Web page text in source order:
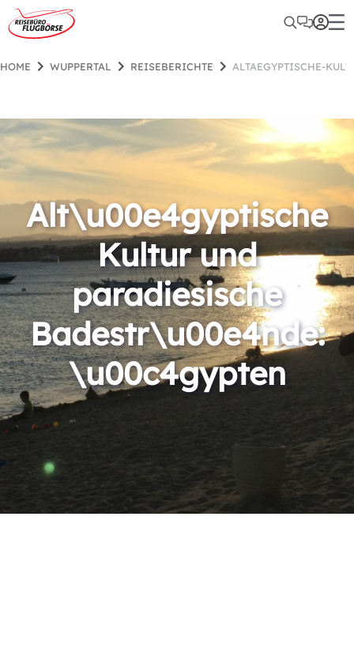
HOME WUPPERTAL REISEBERICHTE ALTAEGYPTISCHE-
Alt\u00e4gyptische
Kultur und
paradiesische
Badestr\u00e4nde:
\u00c4gypten